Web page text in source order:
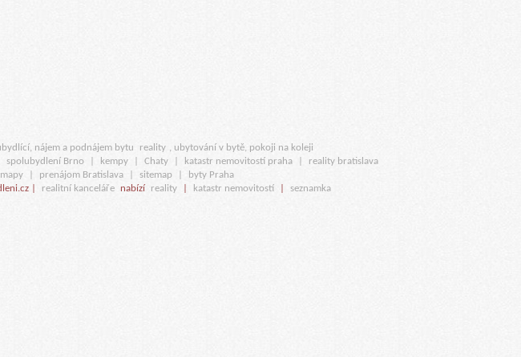
nájem a podnájem bytu reality
, ubytování v bytě, pokoji na koleji
spolubydlení Brno kempy Chaty katastr nemovitostí praha
reality bratislava
prenájom Bratislava sitemap
byty Praha
| realitní kanceláře nabízí reality katastr nemovitostí seznamka